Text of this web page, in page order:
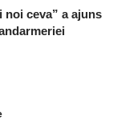
noi ceva” a ajuns